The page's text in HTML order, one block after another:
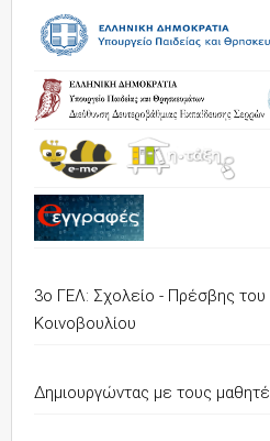
3ο ΓΕΛ: Σχολείο - Πρέσβης
Κοινοβουλίου
Δημιουργώντας με τους